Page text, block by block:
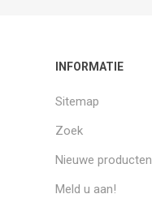
INFORMATIE
Sitemap
Zoek
Nieuwe producten
Meld u aan!